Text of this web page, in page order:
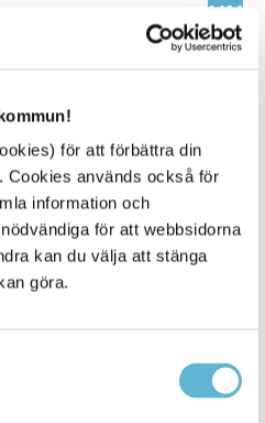
för att förbättra din
Cookies används också för
information och
för att webbsidorna
kan du välja att stänga
göra.
1404
1404